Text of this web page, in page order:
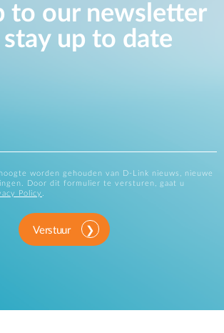
to our newsletter
stay up to date
worden gehouden van D-Link nieuws, nieuwe
Door dit formulier te versturen, gaat u
Policy .
Verstuur